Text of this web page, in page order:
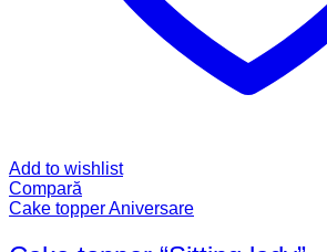
Add to wishlist
Compară
Cake topper Aniversare